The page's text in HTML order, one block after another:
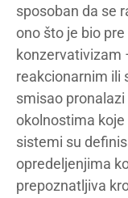
sposoban da se
ono što je bio
konzervativizam
reakcionarnim ili
smisao
okolnostima
sistemi su
opredeljenjima
prepoznatljiva